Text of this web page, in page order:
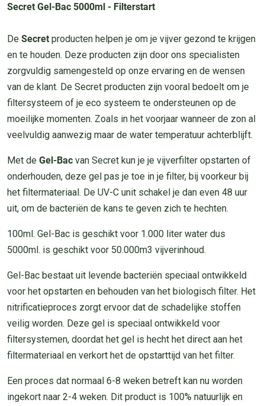
Secret Gel-Bac 5000ml - Filterstart
De Secret producten helpen je om je vijver gezond te krijgen
en te houden. Deze producten zijn door ons specialisten
zorgvuldig samengesteld op onze ervaring en de wensen
van de klant. De Secret producten zijn vooral bedoelt om je
filtersysteem of je eco systeem te ondersteunen op de
moeilijke momenten. Zoals in het voorjaar wanneer de zon al
veelvuldig aanwezig maar de water temperatuur achterblijft.
Met de Gel-Bac van Secret kun je je vijverfilter opstarten of
onderhouden, deze gel pas je toe in je filter, bij voorkeur bij
het filtermateriaal. De UV-C unit schakel je dan even 48 uur
uit, om de bacteriën de kans te geven zich te hechten.
100ml. Gel-Bac is geschikt voor 1.000 liter water dus
5000ml. is geschikt voor 50.000m3 vijverinhoud.
Gel-Bac bestaat uit levende bacteriën speciaal ontwikkeld
voor het opstarten en behouden van het biologisch filter. Het
nitrificatieproces zorgt ervoor dat de schadelijke stoffen
veilig worden. Deze gel is speciaal ontwikkeld voor
filtersystemen, doordat het gel is hecht het direct aan het
filtermateriaal en verkort het de opstarttijd van het filter.
Een proces dat normaal 6-8 weken betreft kan nu worden
ingekort naar 2-4 weken. Dit product is 100% natuurlijk en